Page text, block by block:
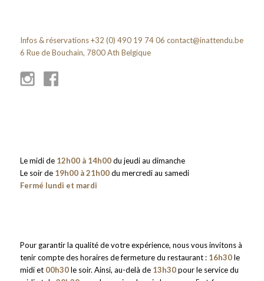
Infos & réservations +32 (0) 490 19 74 06 contact@inattendu.be
6 Rue de Bouchain, 7800 Ath Belgique
Le midi de 12h00 à 14h00du jeudi au dimanche
Le soir de 19h00 à 21h00du mercredi au samedi
Fermé lundi et mardi
Pour garantir la qualité de votre expérience, nous vous invitons à
tenir compte des horaires de fermeture du restaurant : 16h30le
midi et 00h30le soir. Ainsi, au-delà de 13h30pour le service du